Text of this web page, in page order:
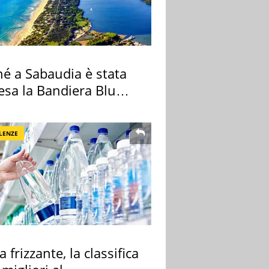
a Sabaudia è stata
la Bandiera Blu
frizzante, la classifica